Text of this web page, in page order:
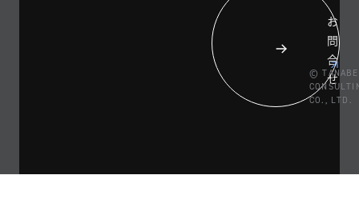
お
問
合
せ
© TANABE
CO., LTD.